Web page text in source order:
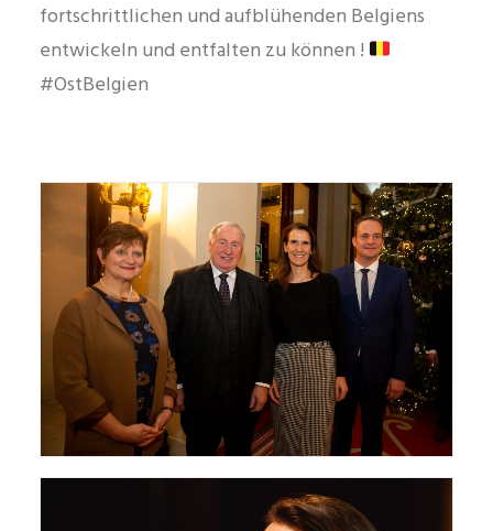
fortschrittlichen und aufblühenden Belgiens
entwickeln und entfalten zu können !
#OstBelgien